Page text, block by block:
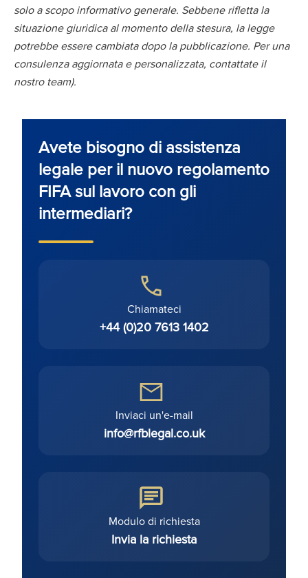
solo a scopo informativo generale. Sebbene rifletta la
situazione giuridica al momento della stesura, la legge
potrebbe essere cambiata dopo la pubblicazione. Per una
consulenza aggiornata e personalizzata, contattate il
nostro team).
Avete bisogno di assistenza
legale per il nuovo regolamento
FIFA sul lavoro con gli
intermediari?
Chiamateci
+44 (0)20 7613 1402
Inviaci un'e-mail
info@rfblegal.co.uk
Modulo di richiesta
Invia la richiesta